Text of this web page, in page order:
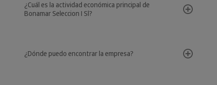
¿Cuál es la actividad económica principal de
Bonamar Seleccion I Sl?
¿Dónde puedo encontrar la empresa?